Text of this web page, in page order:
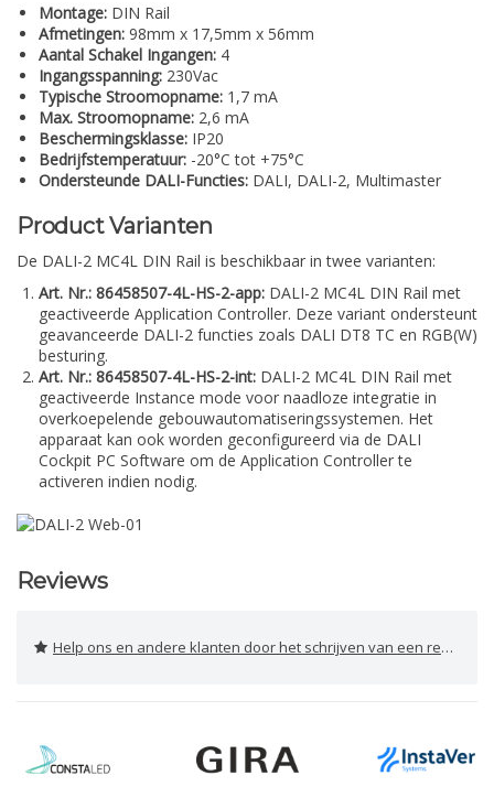
Montage: DIN Rail
Afmetingen: 98mm x 17,5mm x 56mm
Aantal Schakel Ingangen: 4
Ingangsspanning: 230Vac
Typische Stroomopname: 1,7 mA
Max. Stroomopname: 2,6 mA
Beschermingsklasse: IP20
Bedrijfstemperatuur: -20°C tot +75°C
Ondersteunde DALI-Functies: DALI, DALI-2, Multimaster
Product Varianten
De DALI-2 MC4L DIN Rail is beschikbaar in twee varianten:
Art. Nr.: 86458507-4L-HS-2-app: DALI-2 MC4L DIN Rail met
geactiveerde Application Controller. Deze variant ondersteunt
geavanceerde DALI-2 functies zoals DALI DT8 TC en RGB(W)
besturing.
Art. Nr.: 86458507-4L-HS-2-int: DALI-2 MC4L DIN Rail met
geactiveerde Instance mode voor naadloze integratie in
overkoepelende gebouwautomatiseringssystemen. Het
apparaat kan ook worden geconfigureerd via de DALI
Cockpit PC Software om de Application Controller te
activeren indien nodig.
Reviews
Help ons en andere klanten door het schrijven van een review